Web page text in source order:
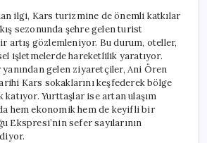
ilgi, Kars turizmine de önemli katkılar
sezonunda şehre gelen turist
artış gözlemleniyor. Bu durum, oteller,
işletmelerde hareketlilik yaratıyor.
gelen ziyaretçiler, Ani Ören
Kars sokaklarını keşfederek bölge
katıyor. Yurttaşlar ise artan ulaşım
hem ekonomik hem de keyifli bir
Ekspresi’nin sefer sayılarının